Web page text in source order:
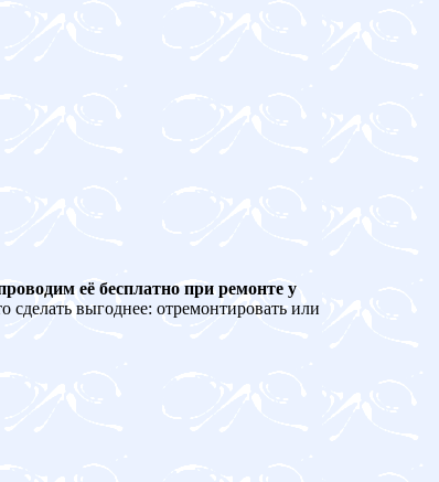
её бесплатно при ремонте у
выгоднее: отремонтировать или